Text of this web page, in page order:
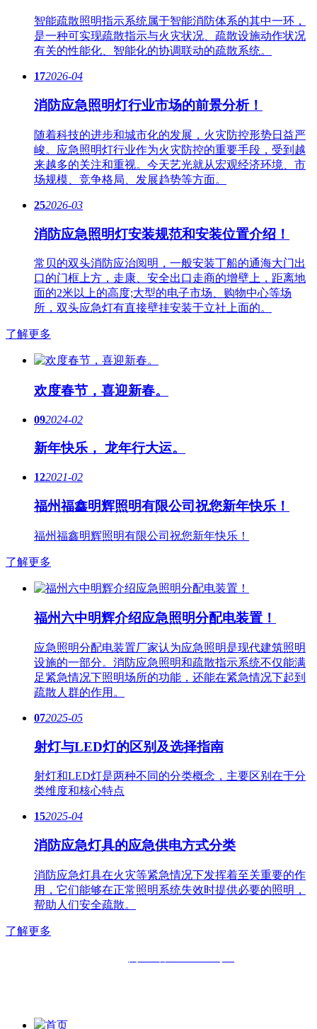
智能疏散​照明指示系统属于智能消防体系的其中一环，
是一种可实现疏散指示与火灾状况、疏散设施动作状况
有关的性能化、智能化的协调联动的疏散系统。
172026-04
消防应急照明灯行业市场的前景分析！
随着科技的进步和城市化的发展，火灾防控形势日益严
峻。应急​照明灯行业作为火灾防控的重要手段，受到越
来越多的关注和重视。今天艺光就从宏观经济环境、市
场规模、竞争格局、发展趋势等方面。
252026-03
消防应急照明灯安装规范和安装位置介绍！
常贝的双头消防应治阅明，一般安装丁船的通海大门出
口的门框上方，走康、安全出口走商的增壁上，距离地
面的2米以上的高度;大型的电子市场、购物中心等场
所，双头应急灯有直接壁挂安装于立社上面的。
了解更多
欢度春节，喜迎新春。
092024-02
新年快乐， 龙年行大运。
122021-02
福州福鑫明辉照明有限公司祝您新年快乐！
福州福鑫明辉照明有限公司祝您新年快乐！
了解更多
福州六中明辉介绍应急照明分配电装置！
应急照明分配电装置厂家认为应急照明是现代建筑照明
设施的一部分。消防应急照明和疏散指示系统不仅能满
足紧急情况下照明场所的功能，还能在紧急情况下起到
疏散人群的作用。
072025-05
射灯与LED灯的区别及选择指南
射灯和LED灯是两种不同的分类概念，主要区别在于分
类维度和核心特点
152025-04
消防应急灯具的应急供电方式分类
消防应急灯具在火灾等紧急情况下发挥着至关重要的作
用，它们能够在正常照明系统失效时提供必要的照明，
帮助人们安全疏散。
了解更多
首页